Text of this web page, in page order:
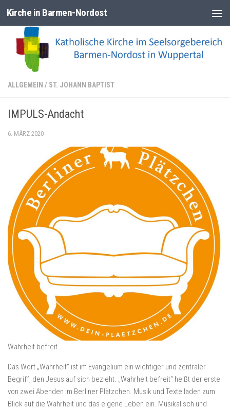
Zum Inhalt springen
Kirche in Barmen-Nordost
ALLGEMEIN / ST. JOHANN BAPTIST
IMPULS-Andacht
6. MÄRZ 2020
Wahrheit befreit
Das Wort „Wahrheit“ ist im Evangelium ein wichtiger und zentraler
Begriff, den Jesus auf sich bezieht. „Wahrheit befreit“ heißt der erste
von zwei Abenden im Berliner Plätzchen. Musik und Texte laden zum
Blick auf die Wahrheit und das eigene Leben ein. Musikalisch und